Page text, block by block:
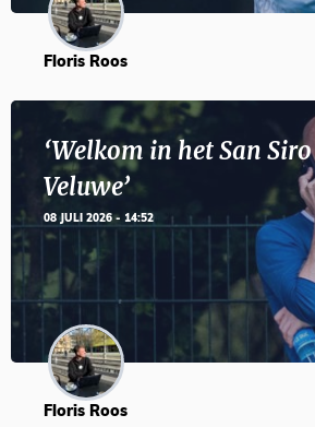
Floris Roos
‘Welkom in het San
Veluwe’
08 JULI 2026 - 14:52
Floris Roos